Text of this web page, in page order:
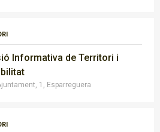
Informativa de Territori i
1, Esparreguera